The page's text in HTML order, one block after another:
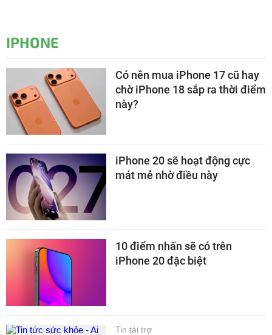
IPHONE
Có nên mua iPhone 17 cũ hay
chờ iPhone 18 sắp ra thời điểm
này?
iPhone 20 sẽ hoạt động cực
mát mẻ nhờ điều này
10 điểm nhấn sẽ có trên
iPhone 20 đặc biệt
Tin tài trợ